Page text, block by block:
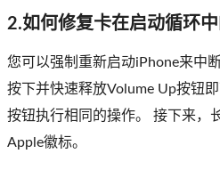
2.如何修复卡在启动循环中
您可以强制重新启动iPhone来中
按下并快速释放Volume Up按钮
按钮执行相同的操作。 接下来，
Apple徽标。